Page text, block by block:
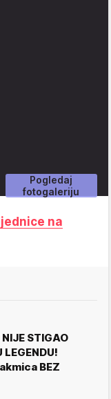
Pogledaj
fotogaleriju
na
STIGAO
LEGENDU!
BEZ